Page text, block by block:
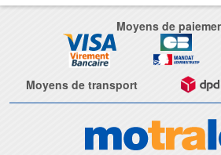
Moyens de
Moyens de transport